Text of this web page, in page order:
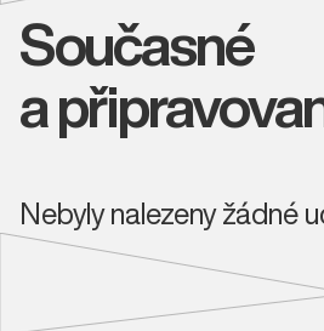
Současné
a
Nebyly nalezeny žádné